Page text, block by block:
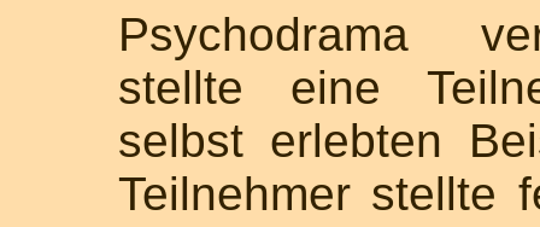
Psychodrama
stellte eine
selbst erlebten
Teilnehmer stellte